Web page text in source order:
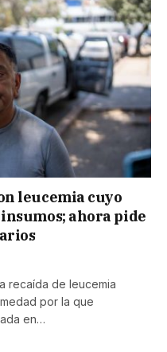
leucemia cuyo
ahora pide
recaída de leucemia
por la que
en…